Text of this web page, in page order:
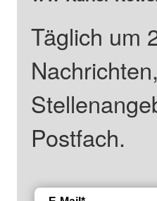
Täglich um
Postfach.